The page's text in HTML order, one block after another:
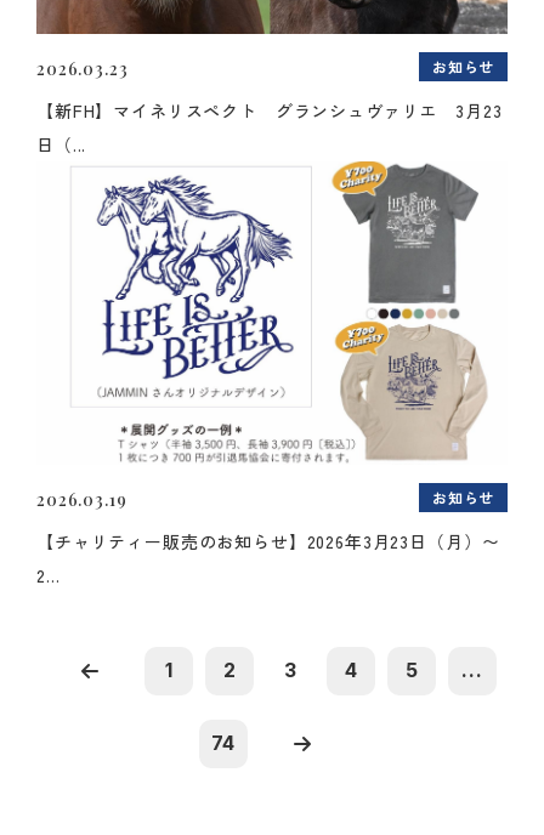
2026.03.23 お知らせ
【新FH】マイネリスペクト グランシュヴァリエ 3月23
日（...
2026.03.19 お知らせ
【チャリティー販売のお知らせ】2026年3月23日（月）〜
2...
1 2 3 4 5 ...
74